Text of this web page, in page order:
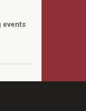
events